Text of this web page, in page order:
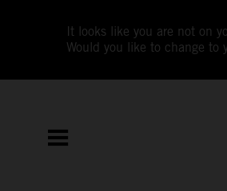
It looks like you are not on
Would you like to change to